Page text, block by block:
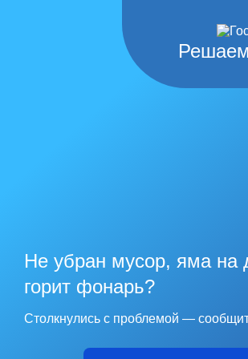
Не убран мусор, яма на
горит фонарь?
Столкнулись с проблемой —